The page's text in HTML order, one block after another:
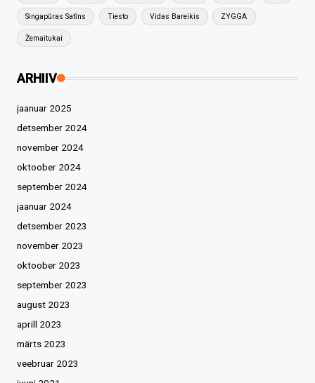
Singapūras Satīns Tiesto Vidas Bareikis ZYGGA
Žemaitukai
ARHIIV
jaanuar 2025
detsember 2024
november 2024
oktoober 2024
september 2024
jaanuar 2024
detsember 2023
november 2023
oktoober 2023
september 2023
august 2023
aprill 2023
märts 2023
veebruar 2023